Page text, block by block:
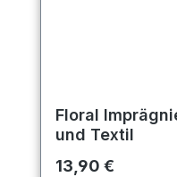
Floral
und Textil
Regulärer Preis:
13,90 €